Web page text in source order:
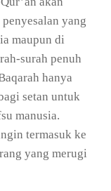
yang
maupun di
surah penuh
hanya
setan untuk
manusia.
termasuk ke
yang merugi